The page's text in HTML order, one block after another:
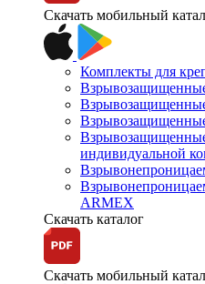
Скачать мобильный
Комплекты для
индивидуальной
ARMEX
Скачать каталог
Скачать мобильный